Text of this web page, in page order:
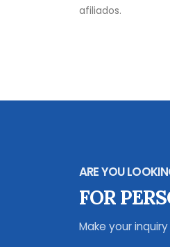
afiliados.
ARE YOU
FOR
Make your